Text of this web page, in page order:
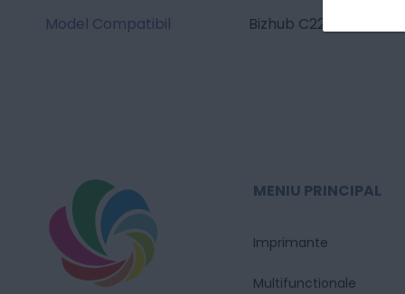
Model Compatibil
Bizhub C224e /
MENIU PRINCIPAL
Imprimante
Multifunctionale